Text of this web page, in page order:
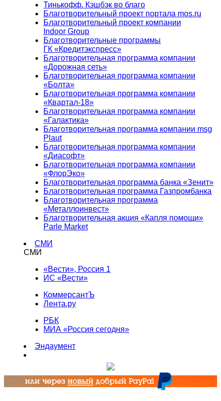
Тинькофф. Кэшбэк во благо
Благотворительный проект портала mos.ru
Благотворительный проект компании
Indoor Group
Благотворительные программы
ГК «Кредитэкспресс»
Благотворительная программа компании
«Дорожная сеть»
Благотворительная программа компании
«Болта»
Благотворительная программа компании
«Квартал-18»
Благотворительная программа компании
«Галактика»
Благотворительная программа компании msg
Plaut
Благотворительная программа компании
«Диасофт»
Благотворительная программа компании
«ФлорЭко»
Благотворительная программа банка «Зенит»
Благотворительная программа Газпромбанка
Благотворительная программа
«Металлоинвест»
Благотворительная акция «Капля помощи»
Parle Market
СМИ
СМИ
«Вести», Россия 1
ИС «Вести»
КоммерсантЪ
Лента.ру
РБК
МИА «Россия сегодня»
Эндаумент